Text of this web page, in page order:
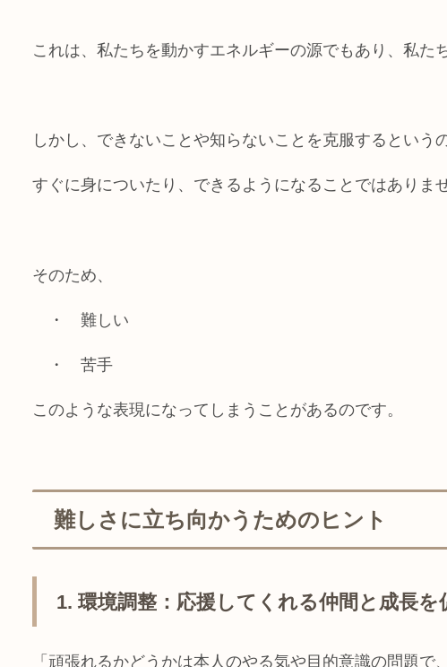
これは、私たちを動かすエネルギーの源でもあり、私た
しかし、できないことや知らないことを克服するというの
すぐに身についたり、できるようになることではありませ
そのため、
・ 難しい
・ 苦手
このような表現になってしまうことがあるのです。
難しさに立ち向かうためのヒント
1. 環境調整：応援してくれる仲間と成長を
「頑張れるかどうかは本人のやる気や目的意識の問題